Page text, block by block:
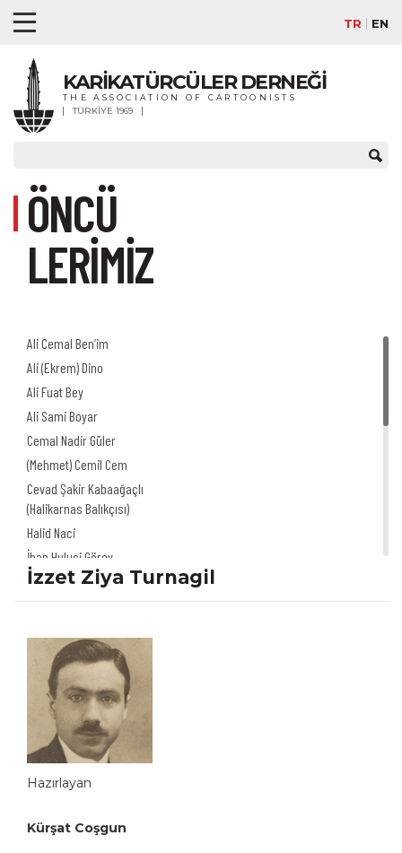
TR EN
KARİKATÜRCÜLER DERNEĞİ
THE ASSOCIATION OF CARTOONISTS
TÜRKİYE 1969
ÖNCÜ
LERİMİZ
Ali Cemal Ben’im
Ali (Ekrem) Dino
Ali Fuat Bey
Ali Sami Boyar
Cemal Nadir Güler
(Mehmet) Cemil Cem
Cevad Şakir Kabaağaçlı
(Halikarnas Balıkçısı)
Halid Naci
İhap Hulusi Görey
İzzet Ziya Turnagil
Kozma Togo
Mazhar Nazım Resmor
Mehmed Baha
Münif Fehim Özarman
Nişan G. Berberyan
Ramiz Gökçe
Sedat Nuri İleri
Sedat (Süleyman)
Simavi
İzzet Ziya Turnagil
Hazırlayan
Kürşat Coşgun